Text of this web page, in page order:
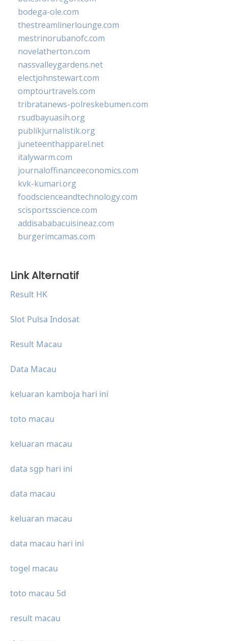
bodega-ole.com
thestreamlinerlounge.com
mestrinorubanofc.com
novelatherton.com
nassvalleygardens.net
electjohnstewart.com
omptourtravels.com
tribratanews-polreskebumen.com
rsudbayuasih.org
publikjurnalistik.org
juneteenthapparel.net
italywarm.com
journaloffinanceeconomics.com
kvk-kumari.org
foodscienceandtechnology.com
scisportsscience.com
addisababacuisineaz.com
burgerimcamas.com
Link Alternatif
Result HK
Slot Pulsa Indosat
Result Macau
Data Macau
keluaran kamboja hari ini
toto macau
keluaran macau
data sgp hari ini
data macau
keluaran macau
data macau hari ini
togel macau
toto macau 5d
result macau